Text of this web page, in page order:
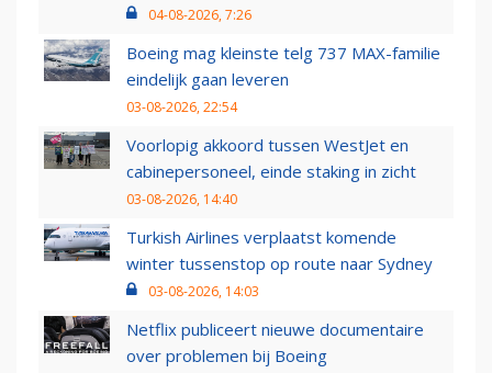
04-08-2026, 7:26
Boeing mag kleinste telg 737 MAX-familie
eindelijk gaan leveren
03-08-2026, 22:54
Voorlopig akkoord tussen WestJet en
cabinepersoneel, einde staking in zicht
03-08-2026, 14:40
Turkish Airlines verplaatst komende
winter tussenstop op route naar Sydney
03-08-2026, 14:03
Netflix publiceert nieuwe documentaire
over problemen bij Boeing